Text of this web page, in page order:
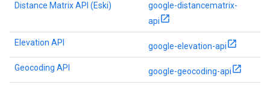
Distance Matrix API (Eski)
google-distancematrix-
api
Elevation API google-elevation-api
Geocoding API google-geocoding-api